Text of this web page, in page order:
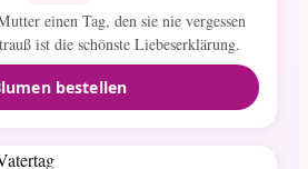
einen Tag, den sie nie vergessen
ist die schönste Liebeserklärung.
bestellen